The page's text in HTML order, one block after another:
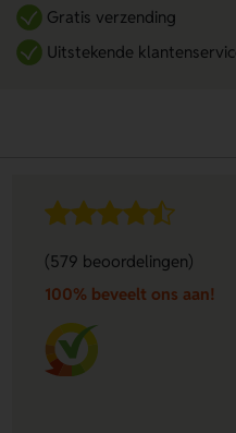
Gratis verzending
Uitstekende
(579 beoordelingen)
100% beveelt ons aan!